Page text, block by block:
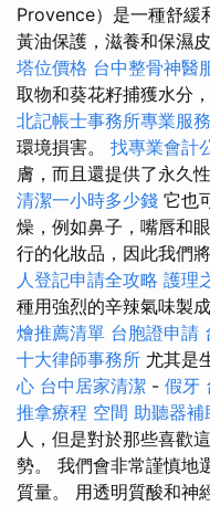
Provence）是一種舒緩
黃油保護，滋養和保濕
塔位價格 台中整骨神醫
取物和葵花籽捕獲水分
北記帳士事務所專業服務
環境損害。 找專業會計
膚，而且還提供了永久
清潔一小時多少錢 它也
燥，例如鼻子，嘴唇和
行的化妝品，因此我們
人登記申請全攻略 護理
種用強烈的辛辣氣味製
燴推薦清單 台胞證申請
十大律師事務所 尤其是
心 台中居家清潔 - 假牙
推拿療程 空間 助聽器補
人，但是對於那些喜歡
勢。 我們會非常謹慎地
質量。 用透明質酸和神